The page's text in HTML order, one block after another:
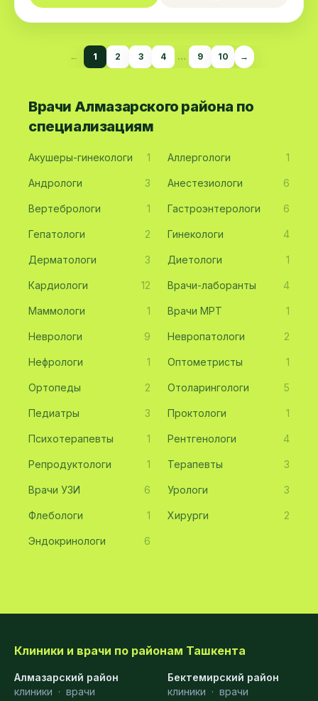
← 1 2 3 4 … 9 10 →
Врачи Алмазарского района по
специализациям
Акушеры-гинекологи 1 Аллергологи 1
Андрологи 3 Анестезиологи 6
Вертебрологи 1 Гастроэнтерологи 6
Гепатологи 2 Гинекологи 4
Дерматологи 3 Диетологи 1
Кардиологи 12 Врачи-лаборанты 4
Маммологи 1 Врачи МРТ 1
Неврологи 9 Невропатологи 2
Нефрологи 1 Оптометристы 1
Ортопеды 2 Отоларингологи 5
Педиатры 3 Проктологи 1
Психотерапевты 1 Рентгенологи 4
Репродуктологи 1 Терапевты 3
Врачи УЗИ 6 Урологи 3
Флебологи 1 Хирурги 2
Эндокринологи 6
Клиники и врачи по районам Ташкента
Алмазарский район
клиники · врачи
Бектемирский район
клиники · врачи